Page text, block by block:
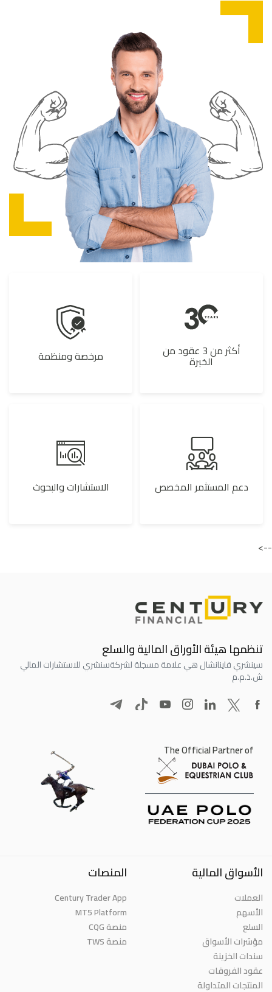
أكثر من 3 عقود من
الخبرة
دعم المستثمر المخصص
مرخصة ومنظمة
الاستشارات والبحوث
-->
تنظمها هيئة الأوراق المالية والسلع
سينشري فاينانشال هي علامة مسجلة لشركةسنشري للاستشارات المالي
ش.ذ.م.م
The Official Partner of
الأسواق المالية
العملات
الأسهم
السلع
مؤشرات الأسواق
سندات الخزينة
عقود الفروقات
المنتجات المتداولة
المنصات
Century Trader App
MT5 Platform
منصة CQG
منصة TWS